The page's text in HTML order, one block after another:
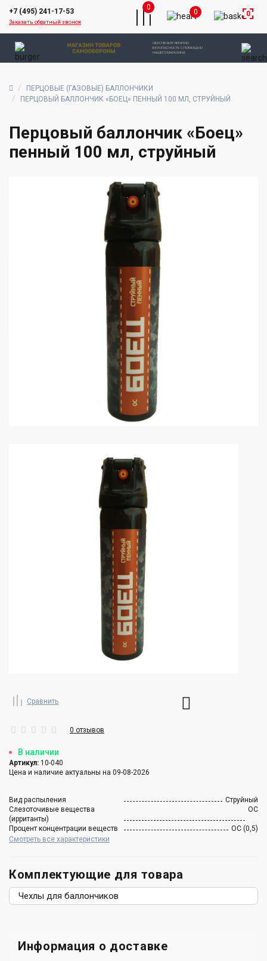
+7 (495) 241-17-53
Заказать обратный звонок
ОБЕСПЕЧЬТЕ ЛИЧНУЮ
БЕЗОПАСНОСТЬ С ПОМОЩЬЮ
НАШЕГО МАГАЗИНА
0
0 0
ПЕРЦОВЫЕ (ГАЗОВЫЕ) БАЛЛОНЧИКИ
ПЕРЦОВЫЙ БАЛЛОНЧИК «БОЕЦ» ПЕННЫЙ 100 МЛ, СТРУЙНЫЙ
Перцовый баллончик «Боец»
пенный 100 мл, струйный
Сравнить
0 отзывов
В наличии
Артикул: 10-040
Цена и наличие актуальны на 09-08-2026
Вид распыления
Струйный
Слезоточивые вещества
(ирританты)
ОC
Процент концентрации веществ
ОС (0,5)
Смотреть все характеристики
Комплектующие для товара
Чехлы для баллончиков
Информация о доставке